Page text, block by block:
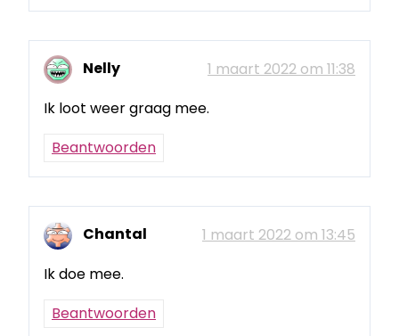
Nelly
1 maart 2022 om 11:38
Ik loot weer graag mee.
Beantwoorden
Chantal
1 maart 2022 om 13:45
Ik doe mee.
Beantwoorden